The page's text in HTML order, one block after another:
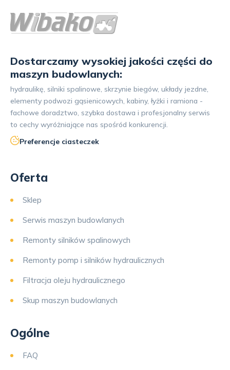
Dostarczamy wysokiej jakości części do
maszyn budowlanych:
hydraulikę, silniki spalinowe, skrzynie biegów, układy jezdne,
elementy podwozi gąsienicowych, kabiny, łyżki i ramiona -
fachowe doradztwo, szybka dostawa i profesjonalny serwis
to cechy wyróżniające nas spośród konkurencji.
Preferencje ciasteczek
Oferta
Sklep
Serwis maszyn budowlanych
Remonty silników spalinowych
Remonty pomp i silników hydraulicznych
Filtracja oleju hydraulicznego
Skup maszyn budowlanych
Ogólne
FAQ